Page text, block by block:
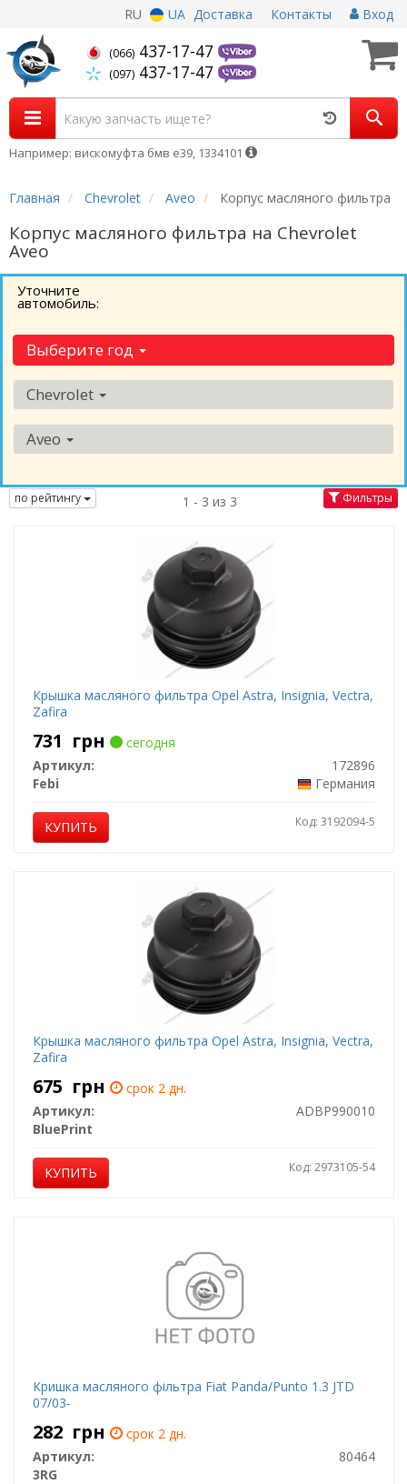
RU UA Доставка Контакты Вход
(066) 437-17-47
(097) 437-17-47
Например: вискомуфта бмв е39, 1334101
Главная Chevrolet Aveo Корпус масляного фильтра
Корпус масляного фильтра на Chevrolet
Aveo
Уточните
автомобиль:
Выберите год
Chevrolet
Aveo
по рейтингу 1 - 3 из 3 Фильтры
Крышка масляного фильтра Opel Astra, Insignia, Vectra,
Zafira
731 грн
сегодня
Артикул:
172896
Febi
Германия
КУПИТЬ Код: 3192094-5
Крышка масляного фильтра Opel Astra, Insignia, Vectra,
Zafira
675 грн
срок 2 дн.
Артикул:
ADBP990010
BluePrint
КУПИТЬ Код: 2973105-54
Кришка масляного фільтра Fiat Panda/Punto 1.3 JTD
07/03-
282 грн
срок 2 дн.
Артикул:
80464
3RG